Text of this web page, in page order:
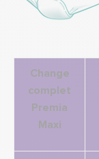
Change
complet
Premia
Maxi